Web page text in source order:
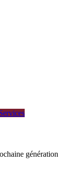
génération